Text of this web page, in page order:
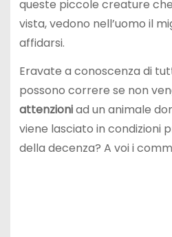
queste piccole creature
vista, vedono nell’uomo il
affidarsi.
Eravate a conoscenza di
possono correre se non
attenzioniad un animale
viene lasciato in condizioni
della decenza? A voi i